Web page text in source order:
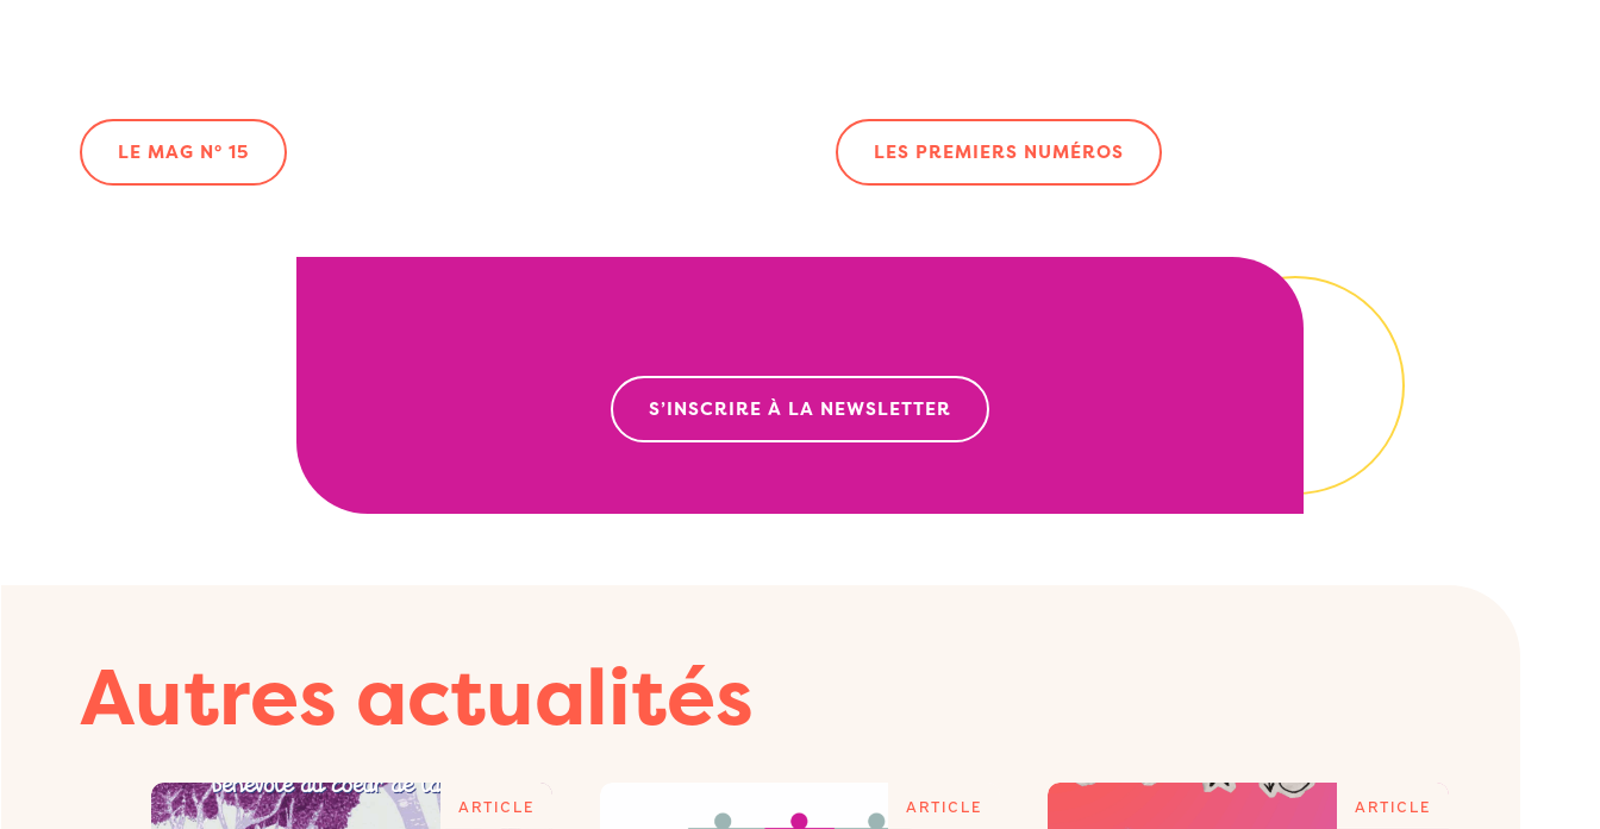
LE MAG N° 15 LES PREMIERS NUMÉROS
S’INSCRIRE À LA NEWSLETTER
Autres actualités
ARTICLE ARTICLE ARTICLE